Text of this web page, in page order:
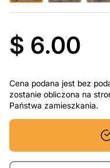
$ 6.00
Cena podana jest bez
zostanie obliczona na
Państwa zamieszkania.